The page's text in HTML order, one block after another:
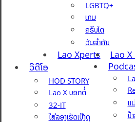
LGBTQ+
ເກມ
ຄຣິບໂຕ
ວັນສຳຄັນ
Lao Xperts
Lao
ວິດີໂອ
HOD STORY
Lao X ບອກຕໍ່
32-IT
ໃສ່ລອງເຮັດເບີງດຸ
ແ
ປ້